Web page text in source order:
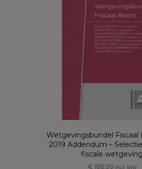
kan
op
de
Wetgevingsbundel Fiscaal
2019 Addendum –
fiscale wetgeving
€ 185,00 incl. btw